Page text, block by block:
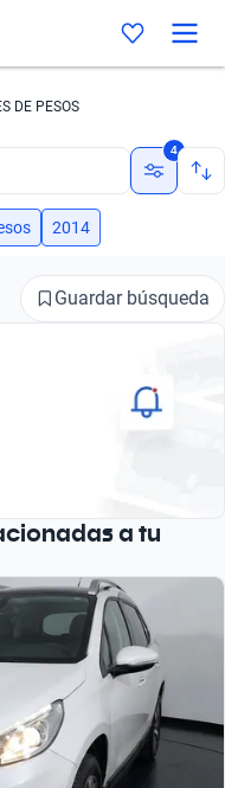
DE PESOS
4
2014
Guardar búsqueda
a tu